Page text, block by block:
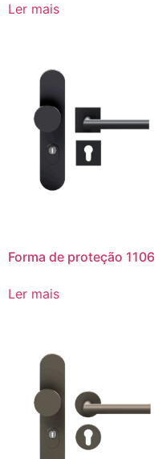
Ler mais
Forma de proteção 1106
Ler mais